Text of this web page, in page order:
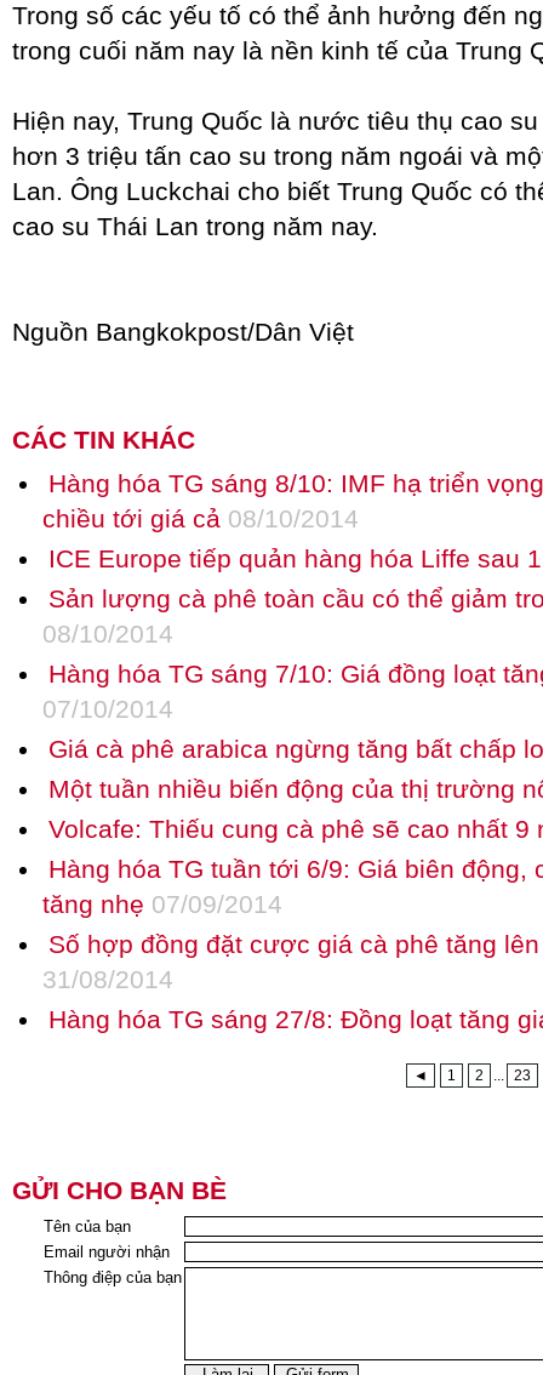
Trong số các yếu tố có thể ảnh hưởng đến
trong cuối năm nay là nền kinh tế của Trung
Hiện nay, Trung Quốc là nước tiêu thụ cao
hơn 3 triệu tấn cao su trong năm ngoái và
Lan. Ông Luckchai cho biết Trung Quốc có
cao su Thái Lan trong năm nay.
Nguồn Bangkokpost/Dân Việt
CÁC TIN KHÁC
Hàng hóa TG sáng 8/10: IMF hạ triển
chiều tới giá cả 08/10/2014
ICE Europe tiếp quản hàng hóa Liffe sau
Sản lượng cà phê toàn cầu có thể giảm
08/10/2014
Hàng hóa TG sáng 7/10: Giá đồng loạt
07/10/2014
Giá cà phê arabica ngừng tăng bất chấp
Một tuần nhiều biến động của thị trường
Volcafe: Thiếu cung cà phê sẽ cao nhất 9
Hàng hóa TG tuần tới 6/9: Giá biên động,
tăng nhẹ 07/09/2014
Số hợp đồng đặt cược giá cà phê tăng
31/08/2014
Hàng hóa TG sáng 27/8: Đồng loạt tăng
◄ 1 2 ... 23
GỬI CHO BẠN BÈ
Tên của bạn
Email người nhận
Thông điệp của bạn